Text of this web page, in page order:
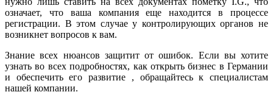
означает, что ваша компания еще находится в процессе
регистрации. В этом случае у контролирующих органов не
возникнет вопросов к вам.
Знание всех нюансов защитит от ошибок. Если вы хотите
узнать во всех подробностях, как открыть бизнес в Германии
и обеспечить его развитие , обращайтесь к специалистам
нашей компании.